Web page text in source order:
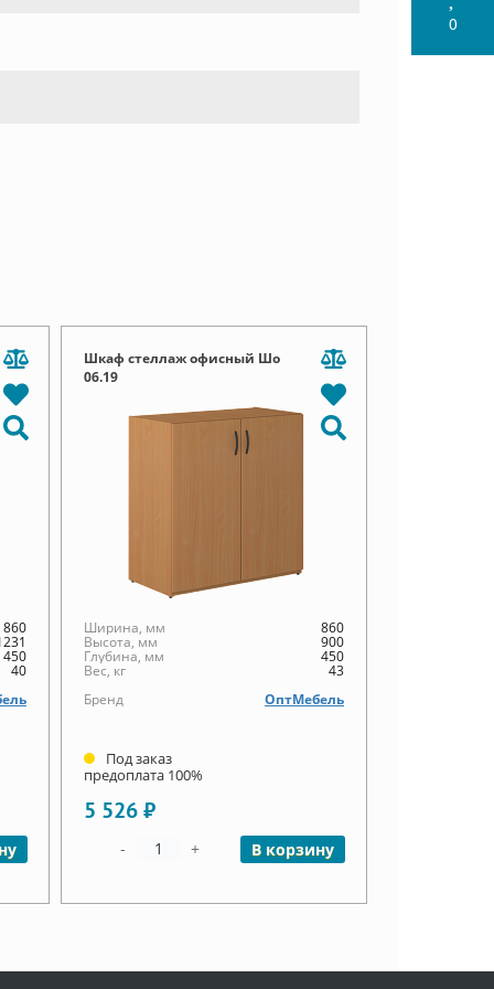
860
450
40
Шкаф стеллаж офисный Шо
06.19
Ширина, мм 860
Высота, мм 900
Глубина, мм 450
Вес, кг
43
Бренд
ОптМебель
Под заказ
предоплата 100%
5 526 ₽
- + В корзину
0